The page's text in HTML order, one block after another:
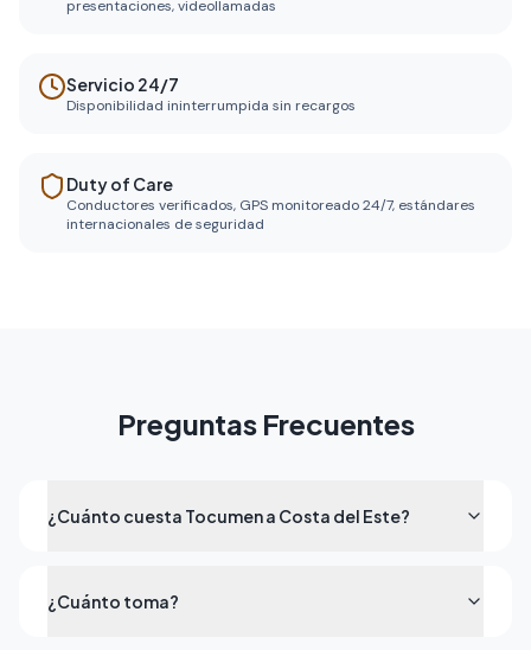
presentaciones, videollamadas
Servicio 24/7
Disponibilidad ininterrumpida sin recargos
Duty of Care
Conductores verificados, GPS monitoreado 24/7, estándares
internacionales de seguridad
Preguntas Frecuentes
¿Cuánto cuesta Tocumen a Costa del Este?
¿Cuánto toma?